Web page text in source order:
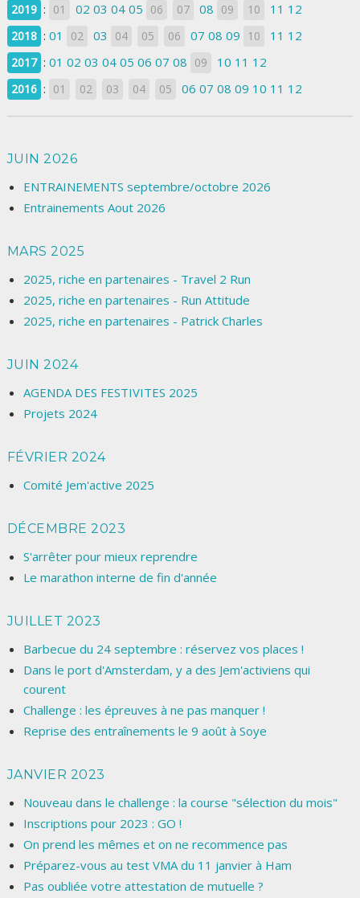
2019 : 01 02 03 04 05 06 07 08 09 10 11 12
2018 : 01 02 03 04 05 06 07 08 09 10 11 12
2017 : 01 02 03 04 05 06 07 08 09 10 11 12
2016 : 01 02 03 04 05 06 07 08 09 10 11 12
JUIN 2026
ENTRAINEMENTS septembre/octobre 2026
Entrainements Aout 2026
MARS 2025
2025, riche en partenaires - Travel 2 Run
2025, riche en partenaires - Run Attitude
2025, riche en partenaires - Patrick Charles
JUIN 2024
AGENDA DES FESTIVITES 2025
Projets 2024
FÉVRIER 2024
Comité Jem'active 2025
DÉCEMBRE 2023
S'arrêter pour mieux reprendre
Le marathon interne de fin d'année
JUILLET 2023
Barbecue du 24 septembre : réservez vos places !
Dans le port d'Amsterdam, y a des Jem'activiens qui
courent
Challenge : les épreuves à ne pas manquer !
Reprise des entraînements le 9 août à Soye
JANVIER 2023
Nouveau dans le challenge : la course "sélection du mois"
Inscriptions pour 2023 : GO !
On prend les mêmes et on ne recommence pas
Préparez-vous au test VMA du 11 janvier à Ham
Pas oubliée votre attestation de mutuelle ?